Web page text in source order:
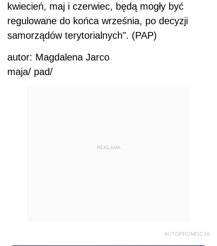
kwiecień, maj i czerwiec, będą mogły być
regulowane do końca września, po decyzji
samorządów terytorialnych". (PAP)
autor: Magdalena Jarco
maja/ pad/
REKLAMA
AUTOPROMOCJA